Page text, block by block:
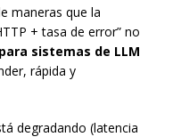
maneras que la
+ tasa de error” no
para sistemas de LLM
rápida y
degradando (latencia